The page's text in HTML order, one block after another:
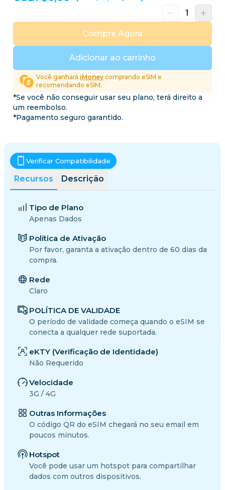
Adicionar ao carrinho
Compre Agora
Você ganhará iMoney comprando eSIM e
recomendando eSIM.
*Se você não conseguir usar seu plano, terá direito a
um reembolso.
*Pagamento seguro garantido.
Recursos Descrição
Verificar Compatibilidade
Tipo de Plano
Apenas Dados
Política de Ativação
Por favor, garanta a ativação dentro de 60 dias da
compra.
Rede
Claro
POLÍTICA DE VALIDADE
O período de validade começa quando o eSIM se
conecta a qualquer rede suportada.
eKTY (Verificação de Identidade)
Não Requerido
Velocidade
3G / 4G
Outras Informações
O código QR do eSIM chegará no seu email em
poucos minutos.
Hotspot
Você pode usar um hotspot para compartilhar
dados com outros dispositivos.